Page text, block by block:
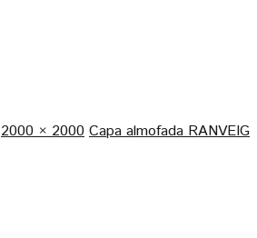
2000 × 2000 Capa almofada RANVEIG